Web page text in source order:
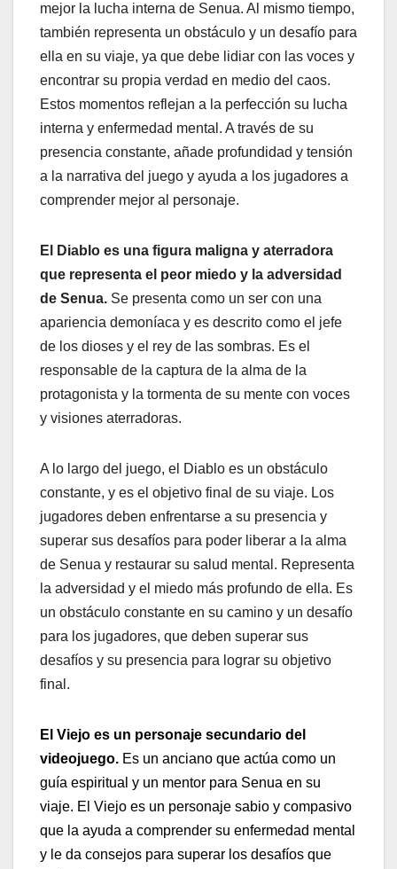
mejor la lucha interna de Senua. Al mismo tiempo,
también representa un obstáculo y un desafío para
ella en su viaje, ya que debe lidiar con las voces y
encontrar su propia verdad en medio del caos.
Estos momentos reflejan a la perfección su lucha
interna y enfermedad mental. A través de su
presencia constante, añade profundidad y tensión
a la narrativa del juego y ayuda a los jugadores a
comprender mejor al personaje.
El Diablo es una figura maligna y aterradora
que representa el peor miedo y la adversidad
de Senua. Se presenta como un ser con una
apariencia demoníaca y es descrito como el jefe
de los dioses y el rey de las sombras. Es el
responsable de la captura de la alma de la
protagonista y la tormenta de su mente con voces
y visiones aterradoras.
A lo largo del juego, el Diablo es un obstáculo
constante, y es el objetivo final de su viaje. Los
jugadores deben enfrentarse a su presencia y
superar sus desafíos para poder liberar a la alma
de Senua y restaurar su salud mental. Representa
la adversidad y el miedo más profundo de ella. Es
un obstáculo constante en su camino y un desafío
para los jugadores, que deben superar sus
desafíos y su presencia para lograr su objetivo
final.
El Viejo es un personaje secundario del
videojuego. Es un anciano que actúa como un
guía espiritual y un mentor para Senua en su
viaje. El Viejo es un personaje sabio y compasivo
que la ayuda a comprender su enfermedad mental
y le da consejos para superar los desafíos que